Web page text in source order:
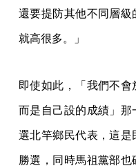
還要提防其他不同層
就高很多。」
即使如此，「我們不會
而是自己設的成績」
選北竿鄉民代表，這是
勝選，同時馬祖黨部